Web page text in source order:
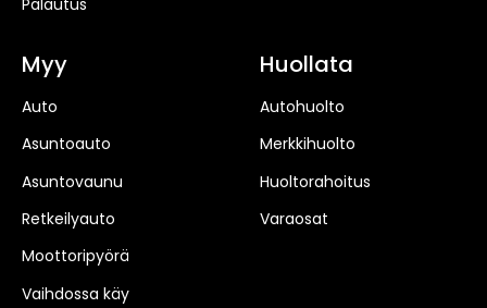
Palautus
Myy
Auto
Asuntoauto
Asuntovaunu
Retkeilyauto
Moottoripyörä
Vaihdossa käy
Huollata
Autohuolto
Merkkihuolto
Huoltorahoitus
Varaosat